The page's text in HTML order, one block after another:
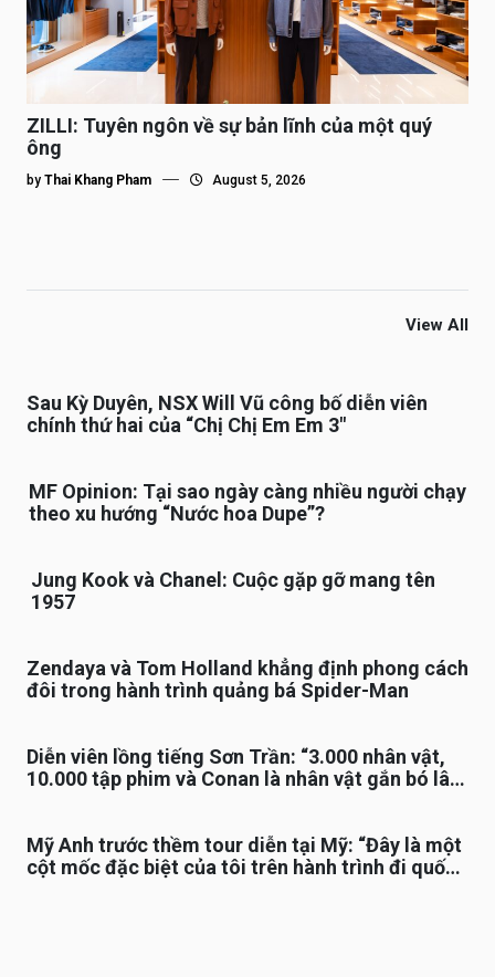
ZILLI: Tuyên ngôn về sự bản lĩnh của một quý
ông
by Thai Khang Pham August 5, 2026
View All
Sau Kỳ Duyên, NSX Will Vũ công bố diễn viên
chính thứ hai của “Chị Chị Em Em 3″
MF Opinion: Tại sao ngày càng nhiều người chạy
theo xu hướng “Nước hoa Dupe”?
Jung Kook và Chanel: Cuộc gặp gỡ mang tên
1957
Zendaya và Tom Holland khẳng định phong cách
đôi trong hành trình quảng bá Spider-Man
Diễn viên lồng tiếng Sơn Trần: “3.000 nhân vật,
10.000 tập phim và Conan là nhân vật gắn bó lâu
Mỹ Anh trước thềm tour diễn tại Mỹ: “Đây là một
cột mốc đặc biệt của tôi trên hành trình đi quốc